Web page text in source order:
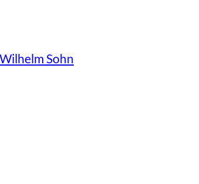
Sohn